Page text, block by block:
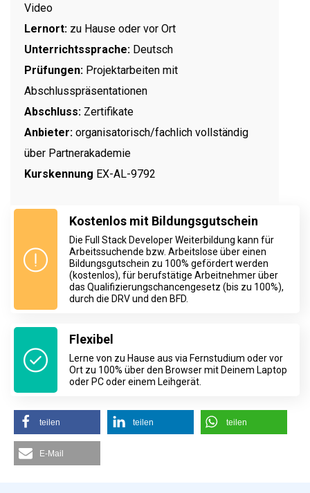
Video
Lernort: zu Hause oder vor Ort
Unterrichtssprache: Deutsch
Prüfungen: Projektarbeiten mit
Abschlusspräsentationen
Abschluss: Zertifikate
Anbieter: organisatorisch/fachlich vollständig
über Partnerakademie
Kurskennung EX-AL-9792
Kostenlos mit Bildungsgutschein
Die Full Stack Developer Weiterbildung kann für
Arbeitssuchende bzw. Arbeitslose über einen
Bildungsgutschein zu 100% gefördert werden
(kostenlos), für berufstätige Arbeitnehmer über
das Qualifizierungschancengesetz (bis zu 100%),
durch die DRV und den BFD.
Flexibel
Lerne von zu Hause aus via Fernstudium oder vor
Ort zu 100% über den Browser mit Deinem Laptop
oder PC oder einem Leihgerät.
teilen teilen teilen
E-Mail